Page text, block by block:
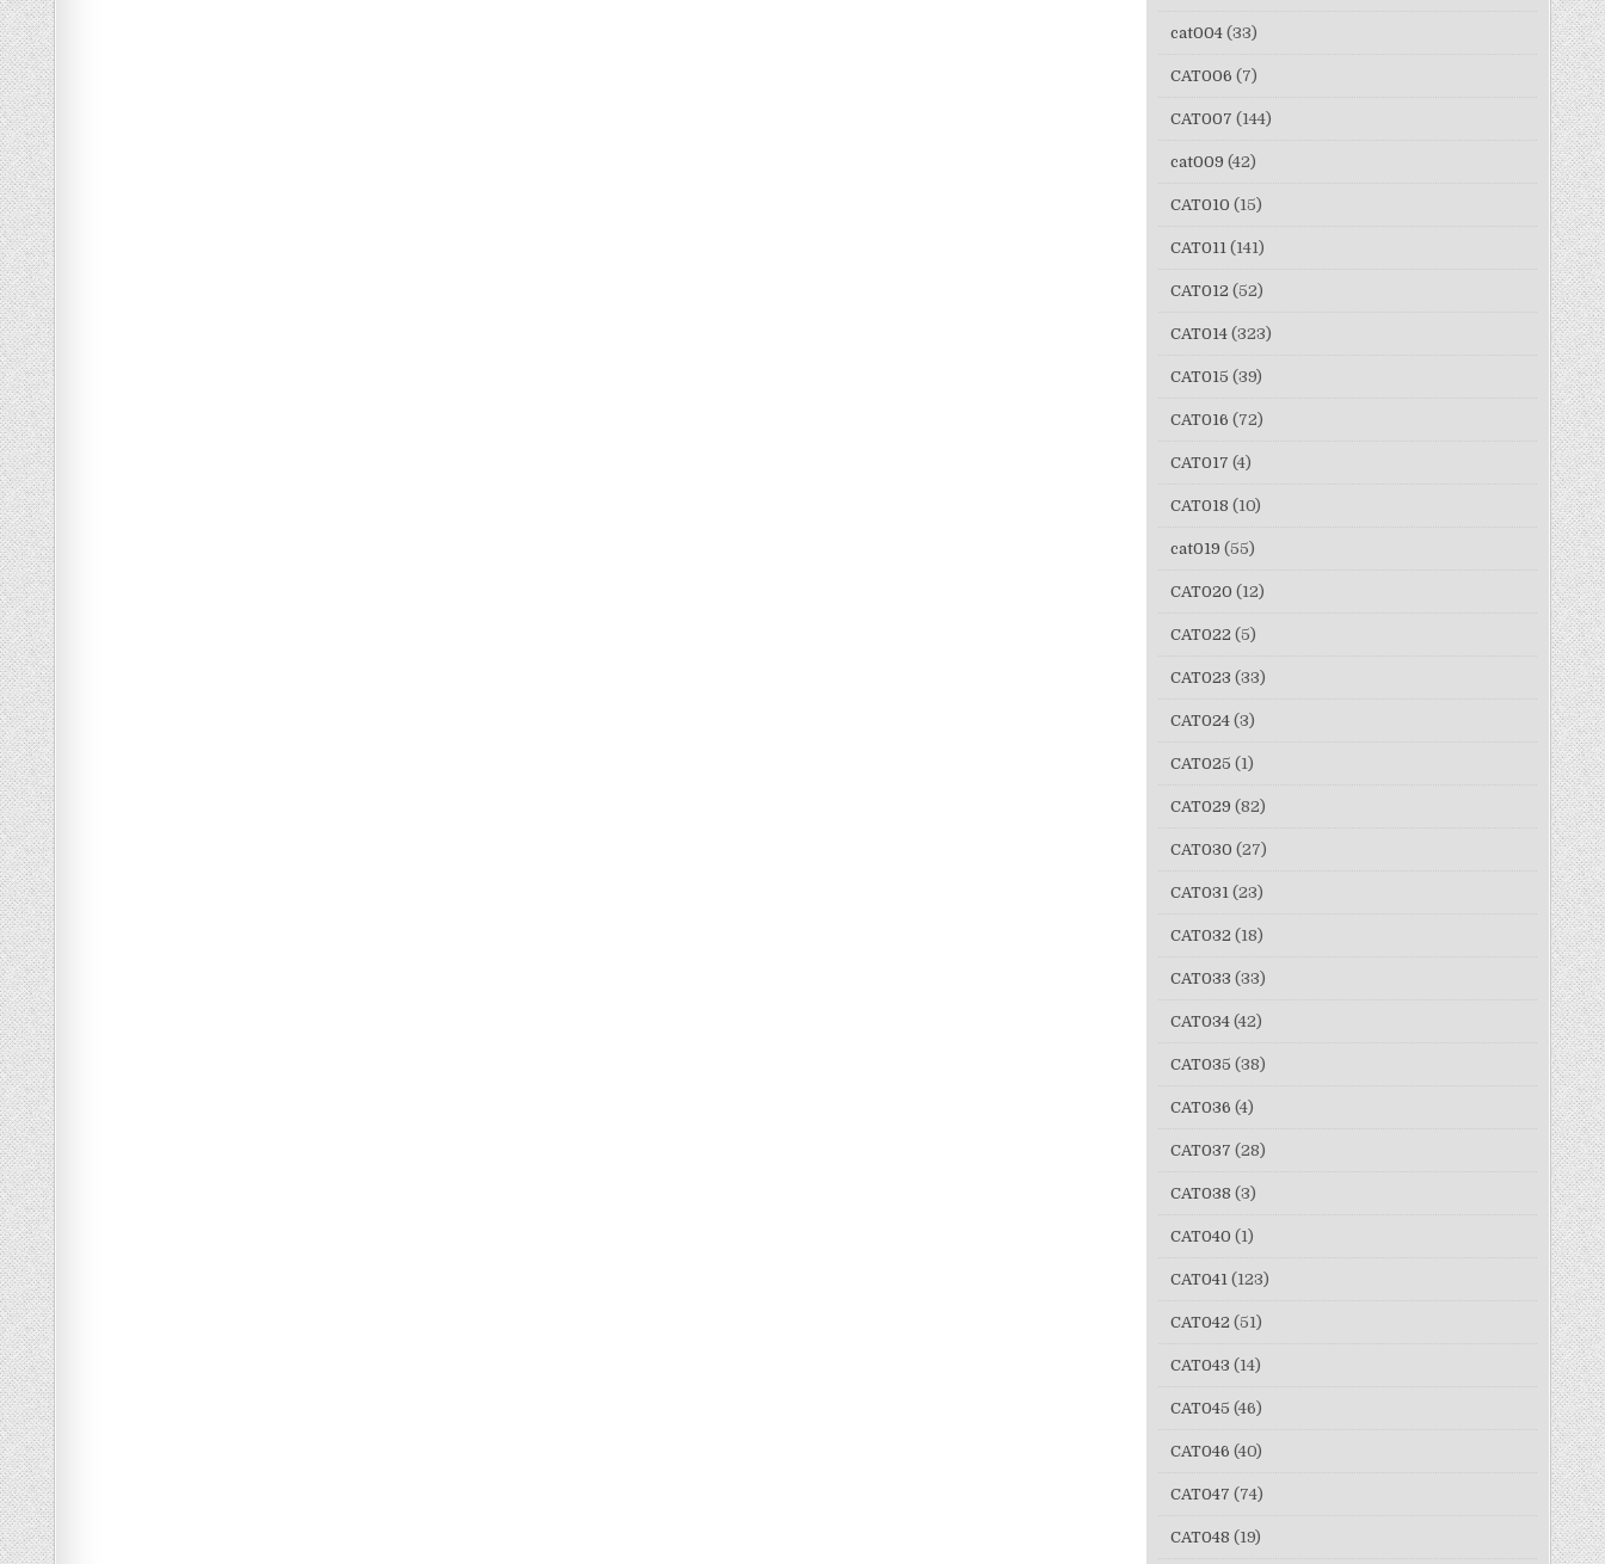
cat004 (33)
CAT006 (7)
CAT007 (144)
cat009 (42)
CAT010 (15)
CAT011 (141)
CAT012 (52)
CAT014 (323)
CAT015 (39)
CAT016 (72)
CAT017 (4)
CAT018 (10)
cat019 (55)
CAT020 (12)
CAT022 (5)
CAT023 (33)
CAT024 (3)
CAT025 (1)
CAT029 (82)
CAT030 (27)
CAT031 (23)
CAT032 (18)
CAT033 (33)
CAT034 (42)
CAT035 (38)
CAT036 (4)
CAT037 (28)
CAT038 (3)
CAT040 (1)
CAT041 (123)
CAT042 (51)
CAT043 (14)
CAT045 (46)
CAT046 (40)
CAT047 (74)
CAT048 (19)